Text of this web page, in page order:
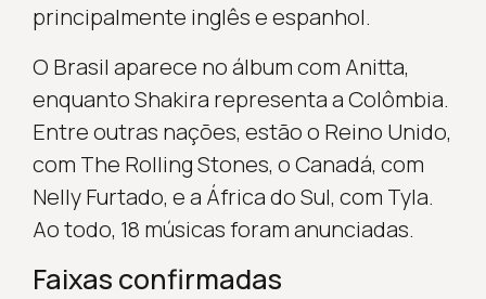
principalmente inglês e espanhol.
O Brasil aparece no álbum com Anitta,
enquanto Shakira representa a Colômbia.
Entre outras nações, estão o Reino Unido,
com The Rolling Stones, o Canadá, com
Nelly Furtado, e a África do Sul, com Tyla.
Ao todo, 18 músicas foram anunciadas.
Faixas confirmadas